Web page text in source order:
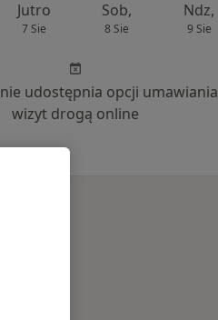
Jutro
7 Sie
Sob,
8 Sie
Ndz,
9 Sie
udostępnia opcji umawiania
wizyt drogą online